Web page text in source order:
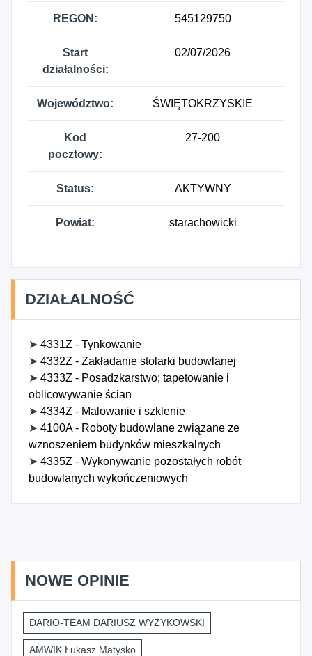
REGON: 545129750
Start
działalności:
02/07/2026
Województwo: ŚWIĘTOKRZYSKIE
Kod
pocztowy:
27-200
Status: AKTYWNY
Powiat: starachowicki
DZIAŁALNOŚĆ
➤ 4331Z - Tynkowanie
➤ 4332Z - Zakładanie stolarki budowlanej
➤ 4333Z - Posadzkarstwo; tapetowanie i
oblicowywanie ścian
➤ 4334Z - Malowanie i szklenie
➤ 4100A - Roboty budowlane związane ze
wznoszeniem budynków mieszkalnych
➤ 4335Z - Wykonywanie pozostałych robót
budowlanych wykończeniowych
NOWE OPINIE
DARIO-TEAM DARIUSZ WYŻYKOWSKI
AMWIK Łukasz Matysko